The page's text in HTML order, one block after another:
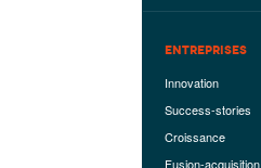
ENTREPRISES
Innovation
Success-stories
Croissance
Fusion-acquisition